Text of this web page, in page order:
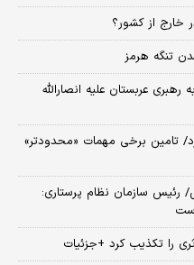
خارج از کشور؟
تنگه هرمز
عربستان علیه انصارالله
تامین برخی مهمات «محدودتر»
رئیس سازمان نظام پرستاری:
را تکذیب کرد +جزئیات